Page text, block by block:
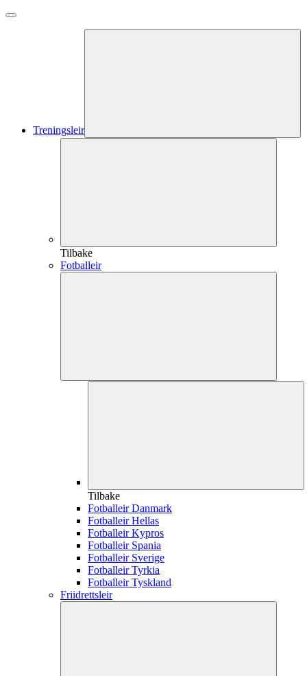
Treningsleir
Tilbake
Fotballeir
Tilbake
Fotballeir Danmark
Fotballeir Hellas
Fotballeir Kypros
Fotballeir Spania
Fotballeir Sverige
Fotballeir Tyrkia
Fotballeir Tyskland
Friidrettsleir